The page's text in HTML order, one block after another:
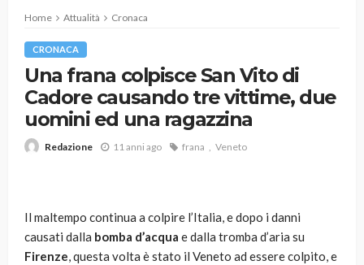
Home Attualità Cronaca
CRONACA
Una frana colpisce San Vito di
Cadore causando tre vittime, due
uomini ed una ragazzina
Redazione 11 anni ago frana Veneto
Il maltempo continua a colpire l’Italia, e dopo i danni
causati dalla bomba d’acqua e dalla tromba d’aria su
Firenze, questa volta è stato il Veneto ad essere colpito, e